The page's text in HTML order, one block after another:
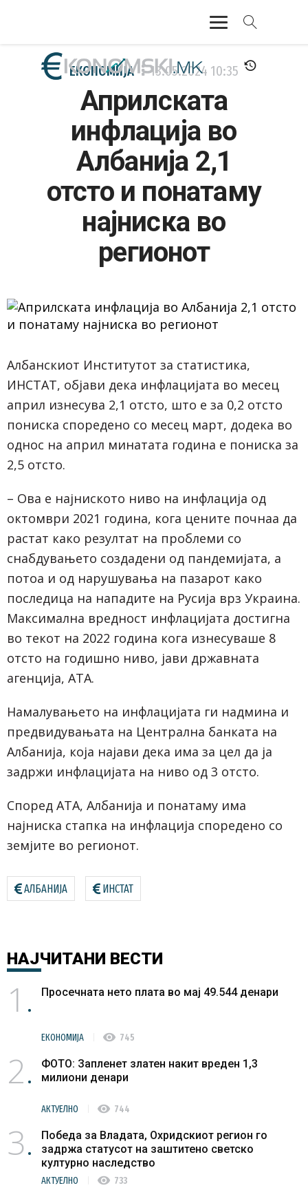
АКТУЕЛНО
ЕКОНОМИЈА
ФИНАНСИИ
БАНКАРСТВО
ЖИВОТ
ЕКОНОМИЈА 13.05.2024 10:35
Априлската
инфлација во
Албанија 2,1
отсто и понатаму
најниска во
регионот
Албанскиот Институтот за статистика,
ИНСТАТ, објави дека инфлацијата во месец
април изнесува 2,1 отсто, што е за 0,2 отсто
пониска споредено со месец март, додека во
однос на април минатата година е пониска за
2,5 отсто.
– Ова е најниското ниво на инфлација од
октомври 2021 година, кога цените почнаа да
растат како резултат на проблеми со
снабдувањето создадени од пандемијата, а
потоа и од нарушувања на пазарот како
последица на нападите на Русија врз Украина.
Максимална вредност инфлацијата достигна
во текот на 2022 година кога изнесуваше 8
отсто на годишно ниво, јави државната
агенција, АТА.
Намалувањето на инфлацијата ги надмина и
предвидувањата на Централна банката на
Албанија, која најави дека има за цел да ја
задржи инфлацијата на ниво од 3 отсто.
Според АТА, Албанија и понатаму има
најниска стапка на инфлација споредено со
земјите во регионот.
АЛБАНИЈА ИНСТАТ
НАЈЧИТАНИ ВЕСТИ
1 Просечната нето плата во мај 49.544 денари
ЕКОНОМИЈА visibility 745
2
ФОТО: Запленет златен накит вреден 1,3
милиони денари
АКТУЕЛНО visibility 744
3
Победа за Владата, Охридскиот регион го
задржа статусот на заштитено светско
културно наследство
АКТУЕЛНО visibility 733